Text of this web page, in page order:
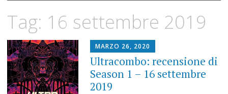
content
Tag: 16 settembre 2019
MARZO 26, 2020
Ultracombo: recensione di
Season 1 – 16 settembre
2019